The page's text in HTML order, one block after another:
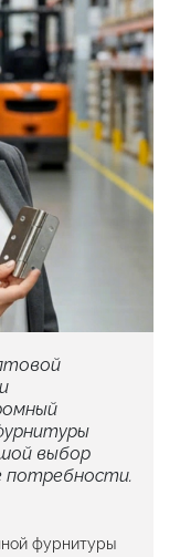
выбор
потребности.
фурнитуры